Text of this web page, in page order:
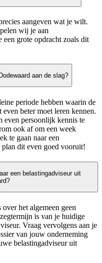
aangeven wat je wilt.
wij je aan
grote opdracht zoals dit
aan de slag?
periode hebben waarin de
beter moet leren kennen.
even persoonlijk kennis te
ook af om een week
te gaan naar een
dit even goed vooruit!
een belastingadviseur uit
het algemeen geen
is van je huidige
Vraag vervolgens aan je
van jouw onderneming
belastingadviseur uit